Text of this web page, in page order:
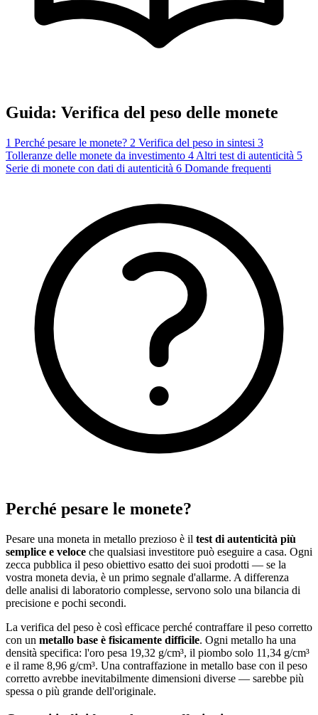
Guida: Verifica del peso delle monete
1 Perché pesare le monete? 2 Verifica del peso in sintesi 3
Tolleranze delle monete da investimento 4 Altri test di autenticità 5
Serie di monete con dati di autenticità 6 Domande frequenti
Perché pesare le monete?
Pesare una moneta in metallo prezioso è il test di autenticità più
semplice e veloce che qualsiasi investitore può eseguire a casa. Ogni
zecca pubblica il peso obiettivo esatto dei suoi prodotti — se la
vostra moneta devia, è un primo segnale d'allarme. A differenza
delle analisi di laboratorio complesse, servono solo una bilancia di
precisione e pochi secondi.
La verifica del peso è così efficace perché contraffare il peso corretto
con un metallo base è fisicamente difficile. Ogni metallo ha una
densità specifica: l'oro pesa 19,32 g/cm³, il piombo solo 11,34 g/cm³
e il rame 8,96 g/cm³. Una contraffazione in metallo base con il peso
corretto avrebbe inevitabilmente dimensioni diverse — sarebbe più
spessa o più grande dell'originale.